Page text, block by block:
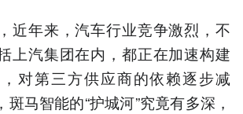
近年来，汽车行业竞争激烈，不
上汽集团在内，都正在加速构建
对第三方供应商的依赖逐步减
马智能的“护城河”究竟有多深，